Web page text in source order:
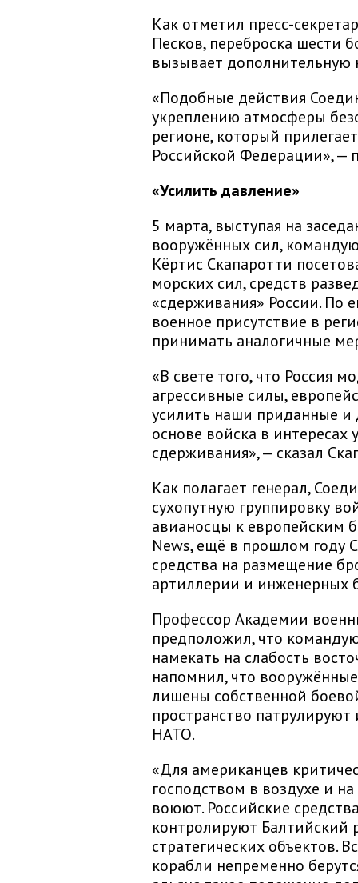
Как отметил пресс-
Песков, переброска шести
вызывает дополнительную
«Подобные действия
укреплению атмосферы
регионе, который
Российской Федерации», —
«Усилить давление»
5 марта, выступая на
вооружённых сил,
Кёртис Скапаротти
морских сил, средств
«сдерживания» России. По
военное присутствие в
принимать аналогичные
«В свете того, что Россия
агрессивные силы,
усилить наши приданные
основе войска в интересах
сдерживания», — сказал
Как полагает генерал,
сухопутную группировку
авианосцы к европейским
News, ещё в прошлом году
средства на размещение
артиллерии и инженерных
Профессор Академии
предположил, что
намекать на слабость
напомнил, что
лишены собственной
пространство
НАТО.
«Для американцев
господством в воздухе и
воюют. Российские
контролируют Балтийский
стратегических объектов.
корабли непременно